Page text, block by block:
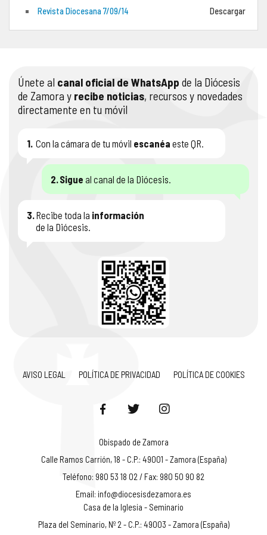
Revista Diocesana 7/09/14 Descargar
Únete al canal oficial de WhatsApp de la Diócesis
de Zamora y recibe noticias, recursos y novedades
directamente en tu móvil
1. Con la cámara de tu móvil escanéa este QR.
2.Sigue al canal de la Diócesis.
3.Recibe toda la información
de la Diócesis.
AVISO LEGAL POLÍTICA DE PRIVACIDAD POLÍTICA DE COOKIES
Obispado de Zamora
Calle Ramos Carrión, 18 - C.P.: 49001 - Zamora (España)
Teléfono: 980 53 18 02 / Fax: 980 50 90 82
Email: info@diocesisdezamora.es
Casa de la Iglesia - Seminario
Plaza del Seminario, Nº 2 - C.P.: 49003 - Zamora (España)
PORTAL DE TRANSPARENCIA
RENDICIÓN CUENTAS ENTIDADES RELIGIOSAS
PREGUNTAS FRECUENTES
APOSTOLADO SEGLAR
VIDA CONSAGRADA
AUDIOS